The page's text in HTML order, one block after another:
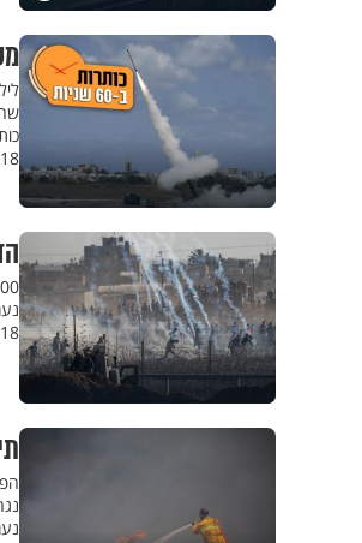
15,000 מפגינים פלסטינים הפגינו